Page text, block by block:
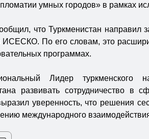
умных городов» в рамках
что Туркменистан направил
ИСЕСКО. По его словам, это
программах.
Лидер туркменского
развивать сотрудничество в
уверенность, что решения
международного